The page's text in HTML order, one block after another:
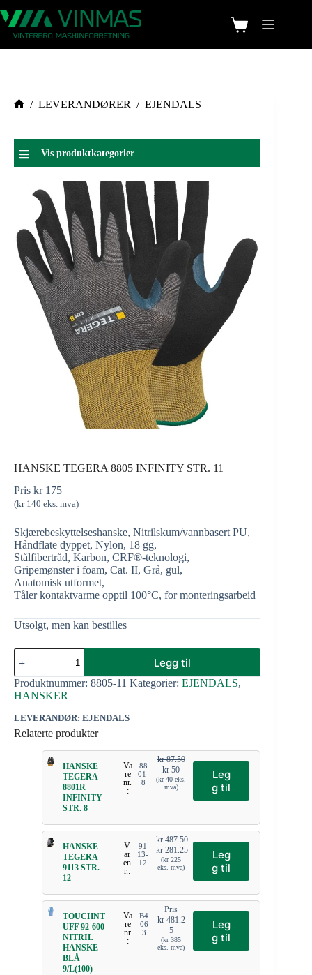
/ LEVERANDØRER / EJENDALS
Vis produktkategorier
HANSKE TEGERA 8805 INFINITY STR. 11
Pris kr175
(kr140 eks. mva)
Skjærebeskyttelseshanske, Nitrilskum/vannbasert PU,
Håndflate dyppet, Nylon, 18 gg,
Stålfibertråd, Karbon, CRF®-teknologi,
Gripemønster i foam, Cat. II, Grå, gul,
Anatomisk utformet,
Tåler kontaktvarme opptil 100°C, for monteringsarbeid
Utsolgt, men kan bestilles
Legg til
Produktnummer: 8805-11 Kategorier: EJENDALS,
HANSKER
LEVERANDØR: EJENDALS
Relaterte produkter
HANSKE
TEGERA
8801R
INFINITY
STR. 8
Va
re
nr.
:
88
01-
8
kr87.50
kr 50
(kr40 eks.
mva)
Leg
g til
HANSKE
TEGERA
9113 STR.
12
V
ar
en
r.:
91
13-
12
kr487.50
kr 281.25
(kr225
eks. mva)
Leg
g til
TOUCHNT
UFF 92-600
NITRIL
HANSKE
BLÅ
9/L(100)
Va
re
nr.
:
B4
06
3
Pris
kr481.2
5
(kr385
eks. mva)
Leg
g til